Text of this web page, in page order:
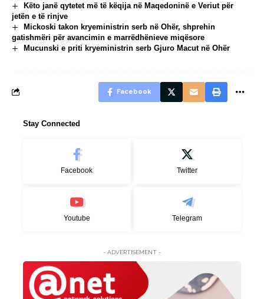
Këto janë qytetet më të këqija në Maqedoninë e Veriut për
jetën e të rinjve
Mickoski takon kryeministrin serb në Ohër, shprehin
gatishmëri për avancimin e marrëdhënieve miqësore
Mucunski e priti kryeministrin serb Gjuro Macut në Ohër
Facebook
Stay Connected
Facebook Twitter
Youtube Telegram
- ADVERTISEMENT -